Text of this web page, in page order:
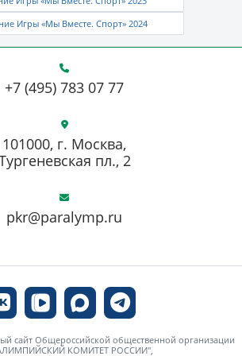
Игры «Мы Вместе. Спорт» 2024
+7 (495) 783 07 77
pkr@paralymp.ru
101000, г. Москва,
пл., 2
сайт Общероссийской общественной организации
КОМИТЕТ РОССИИ",